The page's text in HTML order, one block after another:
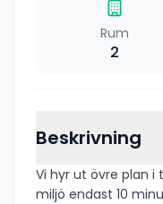
Rum
2
Beskrivning
Vi hyr ut övre plan i
miljö endast 10